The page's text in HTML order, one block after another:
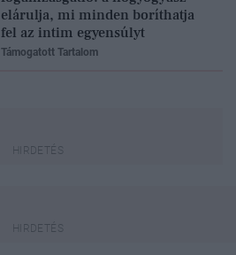
elárulja, mi minden boríthatja
fel az intim egyensúlyt
Támogatott Tartalom